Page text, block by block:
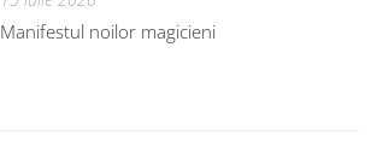
Manifestul noilor magicieni